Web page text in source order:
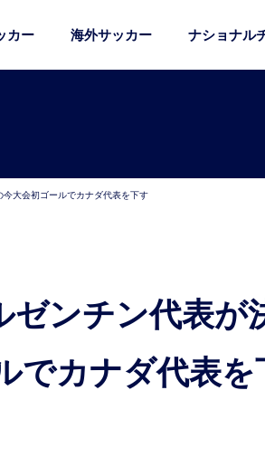
カー 海外サッカー ナショナル
今大会初ゴールでカナダ代表を下す
でカナダ代表を